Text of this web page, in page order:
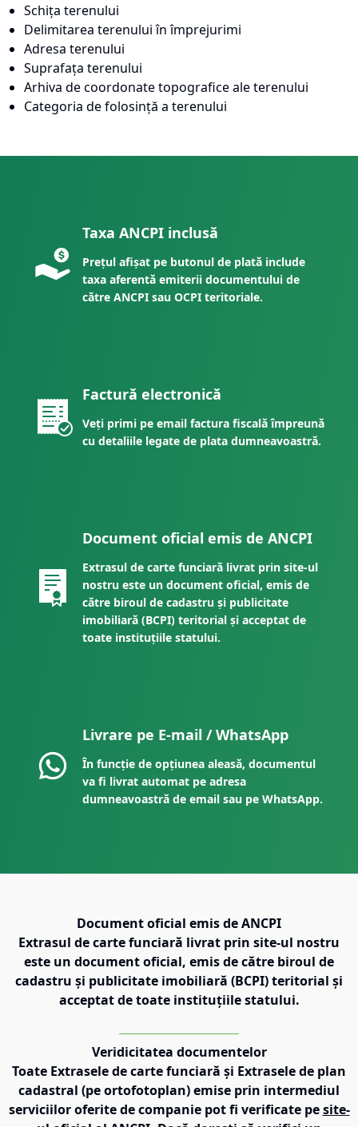
Schița terenului
Delimitarea terenului în împrejurimi
Adresa terenului
Suprafața terenului
Arhiva de coordonate topografice ale terenului
Categoria de folosință a terenului
Taxa ANCPI inclusă
Prețul afișat pe butonul de plată include
taxa aferentă emiterii documentului de
către ANCPI sau OCPI teritoriale.
Factură electronică
Veți primi pe email factura fiscală împreună
cu detaliile legate de plata dumneavoastră.
Document oficial emis de ANCPI
Extrasul de carte funciară livrat prin site-ul
nostru este un document oficial, emis de
către biroul de cadastru și publicitate
imobiliară (BCPI) teritorial și acceptat de
toate instituțiile statului.
Livrare pe E-mail / WhatsApp
În funcție de opțiunea aleasă, documentul
va fi livrat automat pe adresa
dumneavoastră de email sau pe WhatsApp.
Document oficial emis de ANCPI
Extrasul de carte funciară livrat prin site-ul nostru
este un document oficial, emis de către biroul de
cadastru și publicitate imobiliară (BCPI) teritorial și
acceptat de toate instituțiile statului.
Veridicitatea documentelor
Toate Extrasele de carte funciară și Extrasele de plan
cadastral (pe ortofotoplan) emise prin intermediul
serviciilor oferite de companie pot fi verificate pe site-